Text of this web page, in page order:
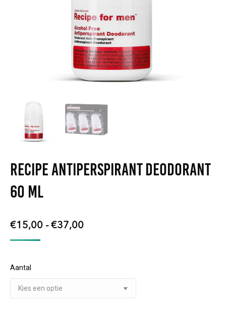
Recipe Antiperspirant Deodorant
60 ml
€15,00 - €37,00Prijsklasse:
Aantal